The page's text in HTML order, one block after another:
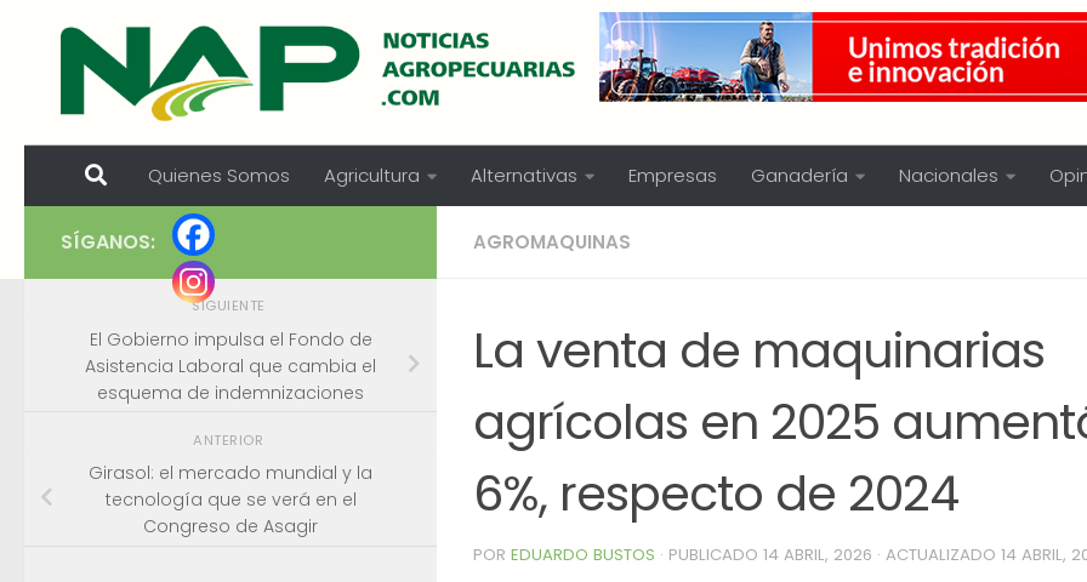
Skip to content
Quienes Somos Agricultura Alternativas Empresas Ganadería Nacionales
AGROMAQUINAS
La venta de maquinarias
agrícolas en 2025
6%, respecto de 2024
POR EDUARDO BUSTOS · PUBLICADO 14 ABRIL, 2026 · ACTUALIZADO 14 ABRIL,
SÍGANOS:
SIGUIENTE
El Gobierno impulsa el Fondo de
Asistencia Laboral que cambia el
esquema de indemnizaciones
ANTERIOR
Girasol: el mercado mundial y la
tecnología que se verá en el
Congreso de Asagir